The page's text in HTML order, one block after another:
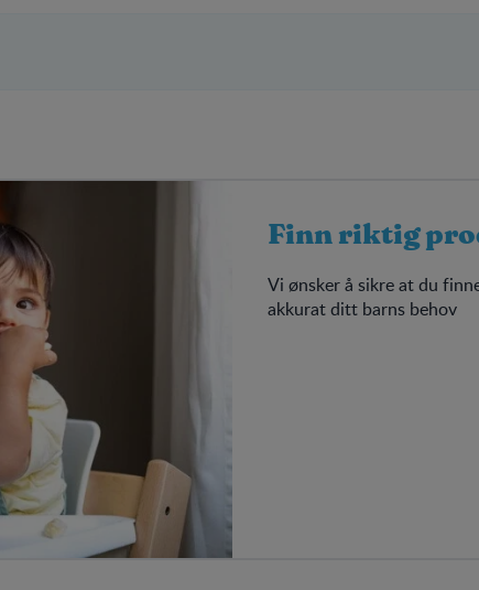
Finn riktig
Vi ønsker å sikre at du
akkurat ditt barns behov